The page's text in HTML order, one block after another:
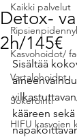
Kaikki palvelut
Kasvohoidot/
Vartalohoidot
Sokerointi
HIFU kasvojen
Detox-
2h/145€
Sisältää
kääreen